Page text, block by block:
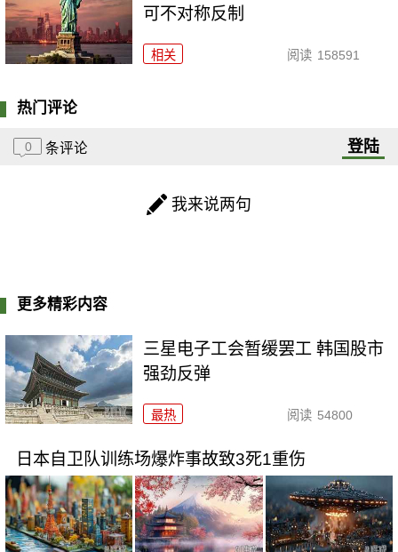
可不对称反制
相关 阅读 158591
热门评论
0 条评论 登陆
我来说两句
更多精彩内容
三星电子工会暂缓罢工 韩国股市
强劲反弹
最热 阅读 54800
日本自卫队训练场爆炸事故致3死1重伤